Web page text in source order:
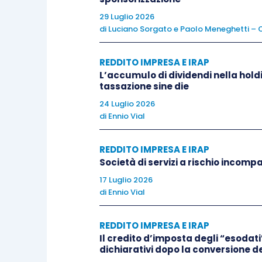
LaCorte dichiara il ricorso
ricordando che costituiscono
utilizzati durevolmente nel tempo e che
si presumono immobilizzazioni, salva
del possesso, ma risiede soprattutto
amministratori alla partecipazione.
è comunque finalizzato a un
avvenire nell’attivo circolante;
presuppone una scelta di detenzione
sottolineando che, in coerenza con le
in bilancio secondo il criterio della
29 Luglio 2026
di Luciano Sorgatoe Paolo Meneghetti –
REDDITO IMPRESA E IRAP
L’accumulo di dividendi nella
tassazione sine die
24 Luglio 2026
di Ennio Vial
REDDITO IMPRESA E IRAP
Società di servizi a rischio
17 Luglio 2026
di Ennio Vial
REDDITO IMPRESA E IRAP
Il credito d’imposta degli
dichiarativi dopo la conversione